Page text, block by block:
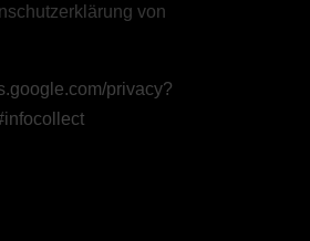
von
privacy?